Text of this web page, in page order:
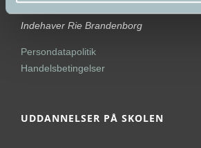
Indehaver Rie Brandenborg
Persondatapolitik
Handelsbetingelser
UDDANNELSER PÅ SKOLEN